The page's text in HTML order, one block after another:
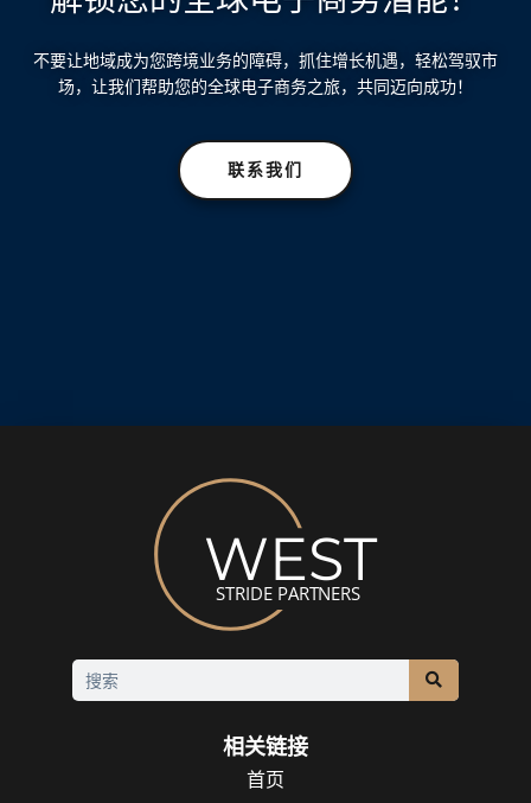
不要让地域成为您跨境业务的障碍，抓住增长机遇，轻松驾驭市
场，让我们帮助您的全球电子商务之旅，共同迈向成功！
联系我们
相关链接
首页